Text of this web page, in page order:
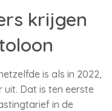
krijgen
is als in 2022,
Dat is ten eerste
in de